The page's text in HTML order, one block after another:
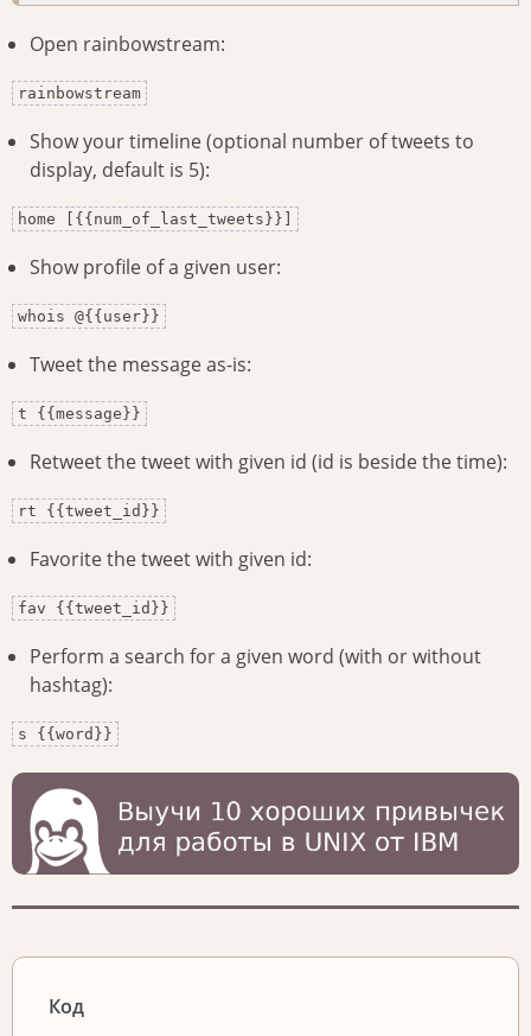
Open rainbowstream:
rainbowstream
Show your timeline (optional number of tweets to
display, default is 5):
home [{{num_of_last_tweets}}]
Show profile of a given user:
whois @{{user}}
Tweet the message as-is:
t {{message}}
Retweet the tweet with given id (id is beside the time):
rt {{tweet_id}}
Favorite the tweet with given id:
fav {{tweet_id}}
Perform a search for a given word (with or without
hashtag):
s {{word}}
Код